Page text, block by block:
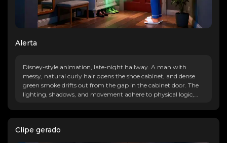
Alerta
Disney-style animation, late-night hallway. A man with
messy, natural curly hair opens the shoe cabinet, and dense
green smoke drifts out from the gap in the cabinet door. The
lighting, shadows, and movement adhere to physical logic,
Clipe gerado